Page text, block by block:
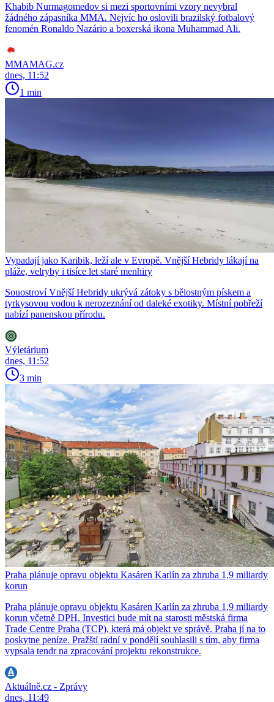
Khabib Nurmagomedov si mezi sportovními vzory nevybral
žádného zápasníka MMA. Nejvíc ho oslovili brazilský fotbalový
fenomén Ronaldo Nazário a boxerská ikona Muhammad Ali.
MMAMAG.cz
dnes, 11:52
1 min
Vypadají jako Karibik, leží ale v Evropě. Vnější Hebridy lákají na
pláže, velryby i tisíce let staré menhiry
Souostroví Vnější Hebridy ukrývá zátoky s bělostným pískem a
tyrkysovou vodou k nerozeznání od daleké exotiky. Místní pobřeží
nabízí panenskou přírodu.
Výletárium
dnes, 11:52
3 min
Praha plánuje opravu objektu Kasáren Karlín za zhruba 1,9 miliardy
korun
Praha plánuje opravu objektu Kasáren Karlín za zhruba 1,9 miliardy
korun včetně DPH. Investici bude mít na starosti městská firma
Trade Centre Praha (TCP), která má objekt ve správě. Praha jí na to
poskytne peníze. Pražští radní v pondělí souhlasili s tím, aby firma
vypsala tendr na zpracování projektu rekonstrukce.
Aktuálně.cz - Zprávy
dnes, 11:49